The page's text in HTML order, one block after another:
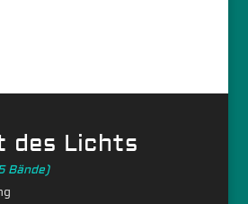
des Lichts
Bände)